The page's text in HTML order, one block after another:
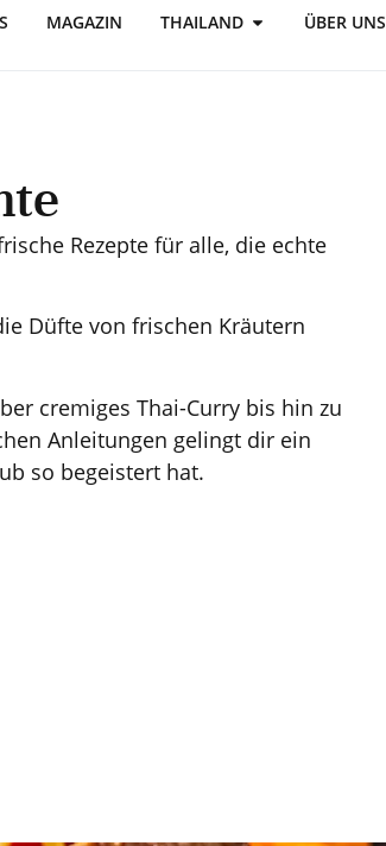
MAGAZIN THAILAND ÜBER UNS
Rezepte für alle, die echte
Düfte von frischen Kräutern
cremiges Thai-Curry bis hin zu
Anleitungen gelingt dir ein
so begeistert hat.